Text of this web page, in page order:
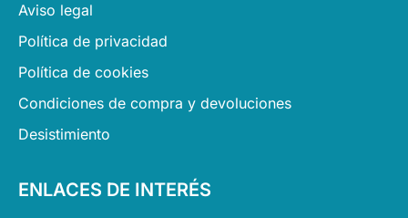
i
n
r
a
m
Aviso legal
Política de privacidad
Política de cookies
Condiciones de compra y devoluciones
Desistimiento
ENLACES DE INTERÉS